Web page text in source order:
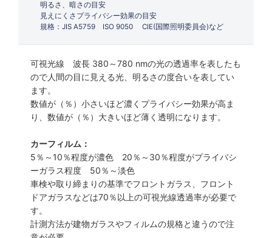
明るさ、暗さの目安
見えにくさプライバシー効果の目安
規格：JIS A5759 ISO 9050 CIE(国際照明委員会)など
可視光線 波長 380～780 nmの光の透過率を表したも
ので人間の目に見える光、明るさの度合いを表してい
ます。
数値が（％）小さいほど濃くプライバシー効果が高ま
り、数値が（％）大きいほど薄く透明になります。
カーフィルム：
5％～10％程度が濃色 20％～30％程度がプライバシ
ーガラス程度 50％～淡色
車検や取り締まりの基準でフロントガラス、フロント
ドアガラスなどは70％以上の可視光線透過率が必要で
す。
計測方法が建物ガラスやフィルムの規格と違うので注